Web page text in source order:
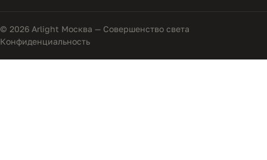
© 2026 Arlight Москва — Совершенство света
Конфиденциальность